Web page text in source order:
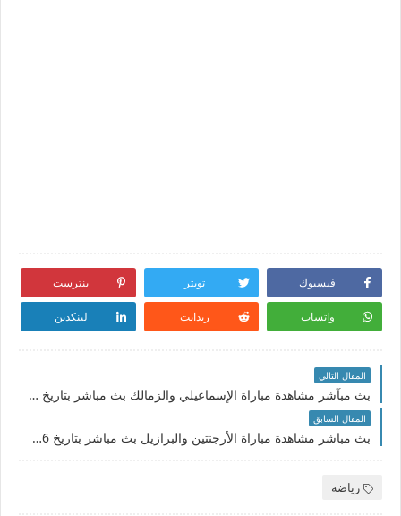
فيسبوك تويتر بنترست
واتساب ريدايت لينكدين
المقال التالي
بث مبآشر مشاهدة مباراة الإسماعيلي والزمالك بث مباشر بتاريخ 19-11-2021 الدوري المصري
المقال السابق
بث مباشر مشاهدة مباراة الأرجنتين والبرازيل بث مباشر بتاريخ 16-11-2021 تصفيات كأس العالم: أمريكا الجنوبية
رياضة